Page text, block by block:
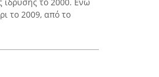
το 2009, από το